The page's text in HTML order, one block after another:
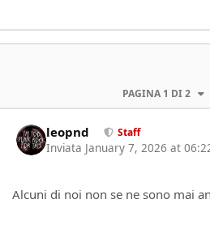
PAGINA 1 DI 2
leopnd Staff
Inviata January 7, 2026 at
Alcuni di noi non se ne sono mai